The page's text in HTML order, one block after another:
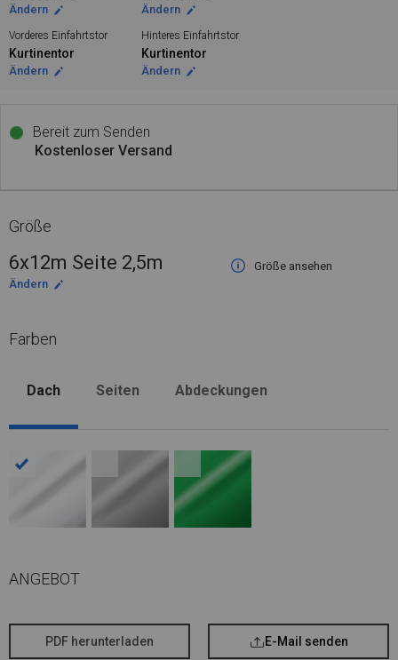
Ändern Ändern
Vorderes Einfahrtstor
Kurtinentor
Ändern
Hinteres Einfahrtstor
Kurtinentor
Ändern
Bereit zum Senden
Kostenloser Versand
Größe
6x12m Seite 2,5m
Größe ansehen
Ändern
Farben
Dach Seiten Abdeckungen
ANGEBOT
PDF herunterladen E-Mail senden